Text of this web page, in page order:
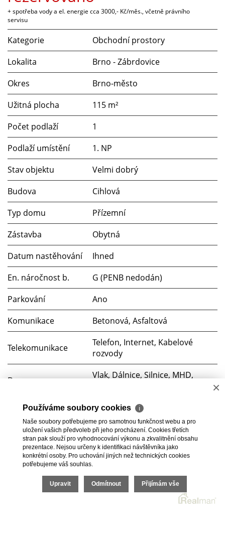
+ spotřeba vody a el. energie cca 3000,- Kč/měs., včetně právního
servisu
Kategorie
Obchodní prostory
Lokalita
Brno - Zábrdovice
Okres
Brno-město
Užitná plocha
115 m²
Počet podlaží
1
Podlaží umístění
1. NP
Stav objektu
Velmi dobrý
Budova
Cihlová
Typ domu
Přízemní
Zástavba
Obytná
Datum nastěhování
Ihned
En. náročnost b.
G (PENB nedodán)
Parkování
Ano
Komunikace
Betonová, Asfaltová
Telekomunikace
Telefon, Internet, Kabelové
rozvody
Doprava
Vlak, Dálnice, Silnice, MHD,
Voda
Dálkový vodovod
Elektřina
230V
Odpad
Veřejná kanalizace
2026 © BC Commerce s.r.o., všechna práva vyhrazena |
Povinně zveřejňované informace
Realitní SWRealman
×
Používáme soubory cookies ℹ
Naše soubory potřebujeme pro samotnou funkčnost webu a pro
uložení vašich předvoleb při jeho procházení. Cookies třetích
stran pak slouží pro vyhodnocování výkonu a zkvalitnění obsahu
prezentace. Nejsou určeny k identifikaci návštěvníka jako
konkrétní osoby. Pro uchování jiných než technických cookies
potřebujeme váš souhlas.
Upravit Odmítnout Přijímám vše